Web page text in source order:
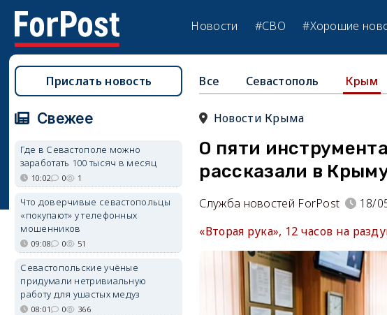
Новости #СВО #Хорошие
Все Севастополь Крым
Новости Крыма
О пяти
рассказали в
Служба новостей ForPost
18/
«Вторая рука», 12 часов на
Прислать новость
Свежее
Где в Севастополе можно
заработать 100 тысяч в месяц
10:02 0 1
Что доверчивые севастопольцы
«покупают» у телефонных
мошенников
09:08 0 51
Севастопольские учёные
придумали нетривиальную
работу для ушастых медуз
08:01 0 366